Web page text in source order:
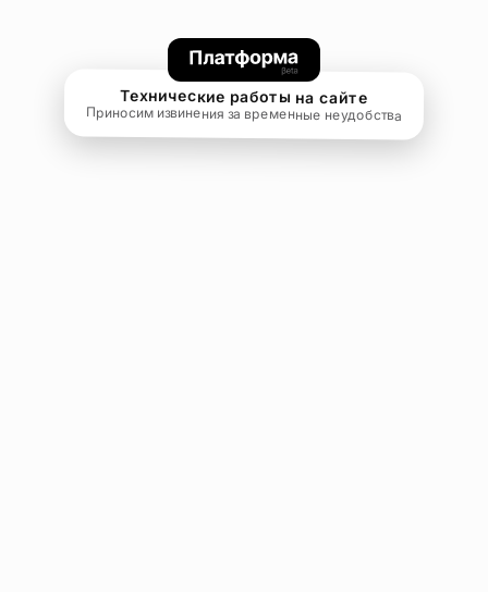
Технические работы на сайте
Приносим извинения за временные неудобства